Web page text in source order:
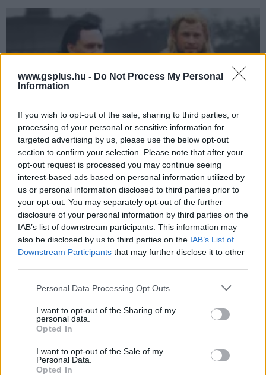
www.gsplus.hu - Do Not Process My Personal
Information
If you wish to opt-out of the sale, sharing to third parties, or
processing of your personal or sensitive information for
targeted advertising by us, please use the below opt-out
section to confirm your selection. Please note that after your
opt-out request is processed you may continue seeing
interest-based ads based on personal information utilized by
us or personal information disclosed to third parties prior to
your opt-out. You may separately opt-out of the further
disclosure of your personal information by third parties on the
IAB’s list of downstream participants. This information may
also be disclosed by us to third parties on the IAB’s List of
Downstream Participants that may further disclose it to other
Please note that this website/app uses one or more Google
not limited to your visit or usage behaviour. You may click to
grant or deny consent to Google and its third-party tags to
use your data for below specified purposes in below Google
consent section.
Personal Data Processing Opt Outs
I want to opt-out of the Sharing of my
personal data.
Opted In
I want to opt-out of the Sale of my
Personal Data.
Opted In
Újra találkozni fog Thor és Loki? Erről is beszélt a
Marvel producere és maga Tom Hiddleston is
| 2023.11.14 11:24
A Loki második évadának lezárása után valószínűleg elég
sok Marvel-rajongó gondolkodik ezen.